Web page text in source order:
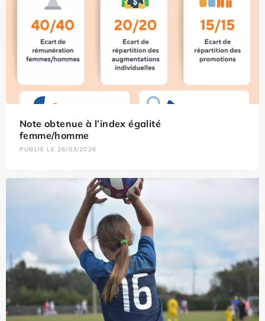
Note obtenue à l’index égalité
femme/homme
PUBLIÉ LE 26/03/2026